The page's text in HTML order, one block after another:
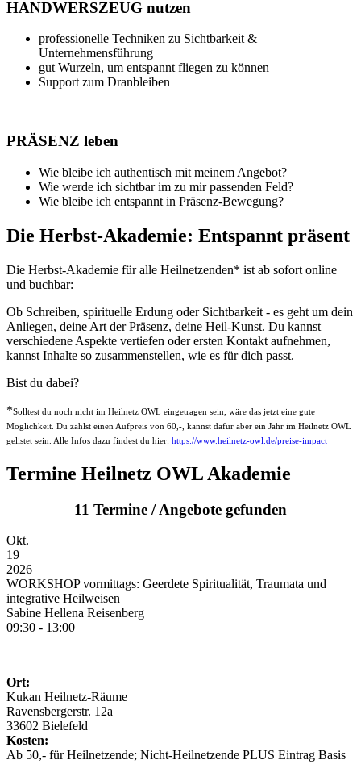
HANDWERSZEUG nutzen
professionelle Techniken zu Sichtbarkeit &
Unternehmensführung
gut Wurzeln, um entspannt fliegen zu können
Support zum Dranbleiben
PRÄSENZ leben
Wie bleibe ich authentisch mit meinem Angebot?
Wie werde ich sichtbar im zu mir passenden Feld?
Wie bleibe ich entspannt in Präsenz-Bewegung?
Die Herbst-Akademie: Entspannt präsent
Die Herbst-Akademie für alle Heilnetzenden* ist ab sofort online
und buchbar:
Ob Schreiben, spirituelle Erdung oder Sichtbarkeit - es geht um dein
Anliegen, deine Art der Präsenz, deine Heil-Kunst. Du kannst
verschiedene Aspekte vertiefen oder ersten Kontakt aufnehmen,
kannst Inhalte so zusammenstellen, wie es für dich passt.
Bist du dabei?
*Solltest du noch nicht im Heilnetz OWL eingetragen sein, wäre das jetzt eine gute
Möglichkeit. Du zahlst einen Aufpreis von 60,-, kannst dafür aber ein Jahr im Heilnetz OWL
gelistet sein. Alle Infos dazu findest du hier: https://www.heilnetz-owl.de/preise-impact
Termine Heilnetz OWL Akademie
11 Termine / Angebote gefunden
Okt.
19
2026
WORKSHOP vormittags: Geerdete Spiritualität, Traumata und
integrative Heilweisen
Sabine Hellena Reisenberg
09:30 - 13:00
Ort:
Kukan Heilnetz-Räume
Ravensbergerstr. 12a
33602 Bielefeld
Kosten:
Ab 50,- für Heilnetzende; Nicht-Heilnetzende PLUS Eintrag Basis